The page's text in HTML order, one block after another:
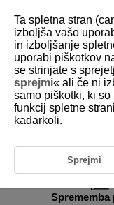
D388-154
Informacija o
usmerjenosti
je zgoraj) lahko urejate
Sprememba
Ta spletna stran
izboljša vašo
in izboljšanje
uporabi piškotkov
se strinjate s
sprejmi« ali če ni
samo piškotki, ki
funkcij spletne
kadarkoli.
Sprejmi